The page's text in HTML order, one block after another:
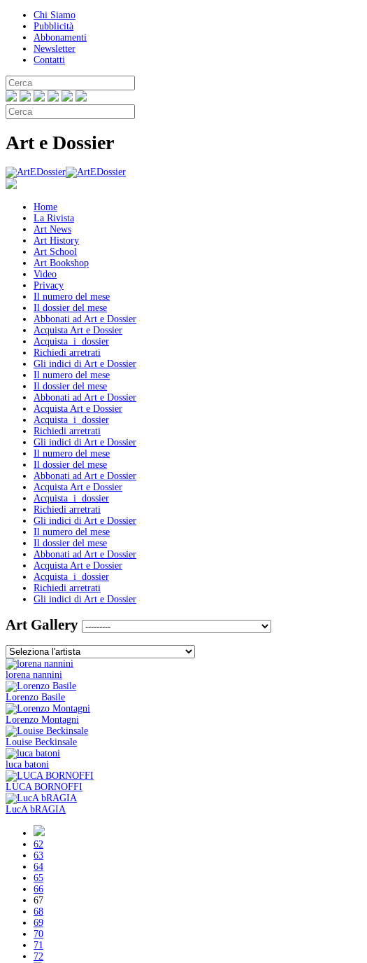
Chi Siamo
Pubblicità
Abbonamenti
Newsletter
Contatti
Art e Dossier
Home
La Rivista
Art News
Art History
Art School
Art Bookshop
Video
Privacy
Il numero del mese
Il dossier del mese
Abbonati ad Art e Dossier
Acquista Art e Dossier
Acquista i dossier
Richiedi arretrati
Gli indici di Art e Dossier
Il numero del mese
Il dossier del mese
Abbonati ad Art e Dossier
Acquista Art e Dossier
Acquista i dossier
Richiedi arretrati
Gli indici di Art e Dossier
Il numero del mese
Il dossier del mese
Abbonati ad Art e Dossier
Acquista Art e Dossier
Acquista i dossier
Richiedi arretrati
Gli indici di Art e Dossier
Il numero del mese
Il dossier del mese
Abbonati ad Art e Dossier
Acquista Art e Dossier
Acquista i dossier
Richiedi arretrati
Gli indici di Art e Dossier
Art Gallery
lorena nannini
Lorenzo Basile
Lorenzo Montagni
Louise Beckinsale
luca batoni
LUCA BORNOFFI
LucA bRAGIA
62
63
64
65
66
67
68
69
70
71
72